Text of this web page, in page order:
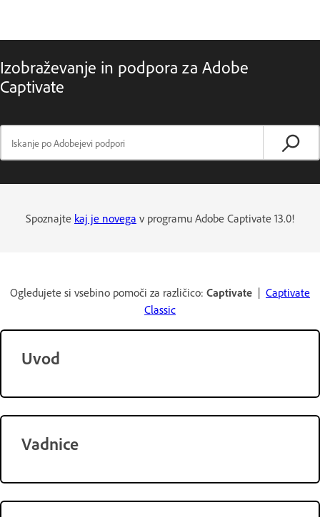
Izobraževanje in podpora za Adobe
Captivate
Spoznajte kaj je novega v programu Adobe Captivate 13.0!
Ogledujete si vsebino pomoči za različico: Captivate | Captivate
Classic
Uvod
Vadnice